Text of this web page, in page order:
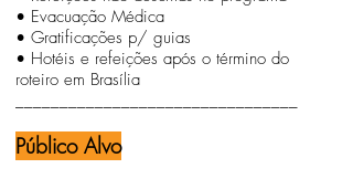
• Evacuação Médica
• Gratificações p/ guias
• Hotéis e refeições após o término do
roteiro em Brasília
Público Alvo